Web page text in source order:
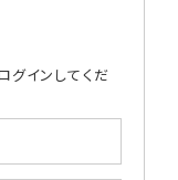
グインしてくだ